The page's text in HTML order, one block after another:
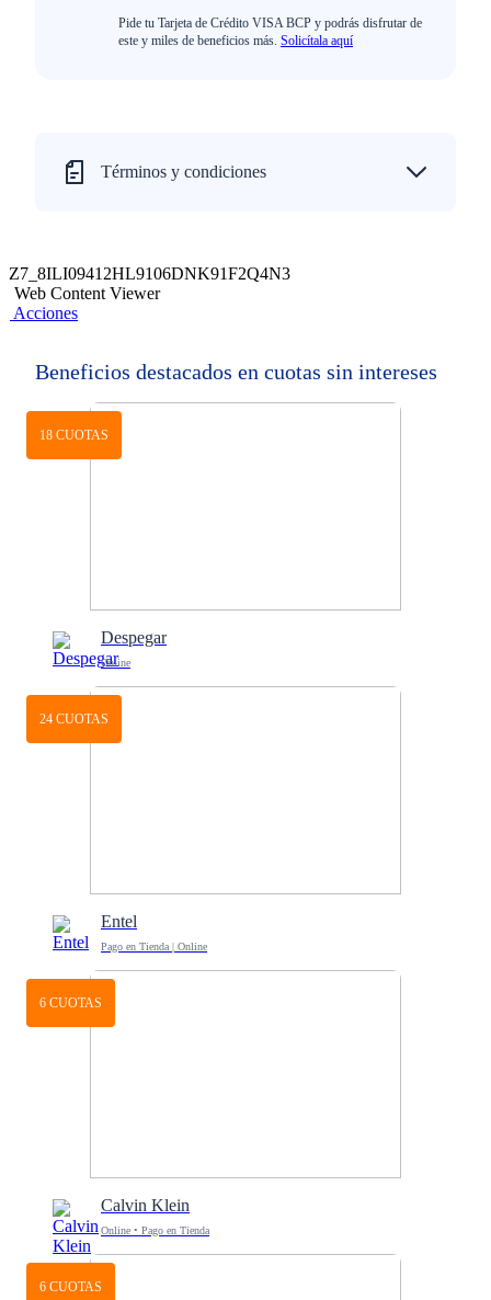
Pide tu Tarjeta de Crédito VISA BCP y podrás disfrutar de
este y miles de beneficios más. Solicítala aquí
Términos y condiciones
Z7_8ILI09412HL9106DNK91F2Q4N3
Web Content Viewer
Acciones
Beneficios destacados en cuotas sin intereses
18 CUOTAS
Despegar
Online
24 CUOTAS
Entel
Pago en Tienda | Online
6 CUOTAS
Calvin Klein
Online • Pago en Tienda
6 CUOTAS